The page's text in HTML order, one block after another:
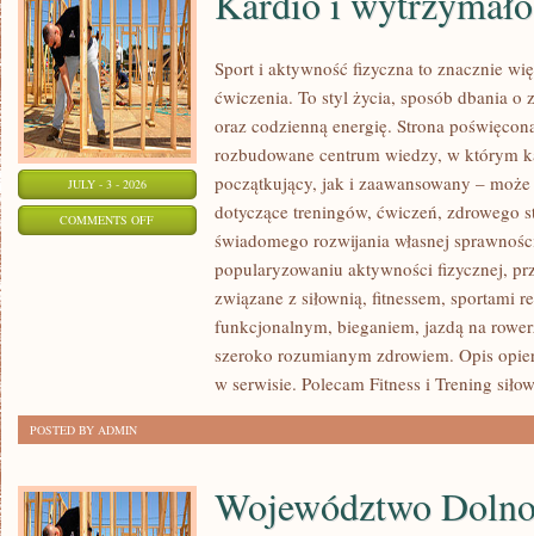
JULY - 3 - 2026
COMMENTS OFFON
WYTRZYMAŁOŚĆ
Sport i aktywność fizyczna to znacznie
ćwiczenia. To styl życia, sposób dbania o
oraz codzienną energię. Strona
rozbudowane centrum wiedzy, w którym
początkujący, jak i zaawansowany –
dotyczące treningów, ćwiczeń, zdrowego
świadomego rozwijania własnej
popularyzowaniu aktywności fizycznej,
związane z siłownią, fitnessem, sportami
funkcjonalnym, bieganiem, jazdą na
szeroko rozumianym zdrowiem. Opis
w serwisie. Polecam Fitness i Trening
POSTED BY ADMIN
Województwo